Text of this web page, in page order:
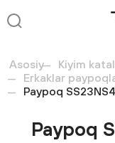
Asosiy Kiyim
Erkaklar
Paypoq
Paypoq